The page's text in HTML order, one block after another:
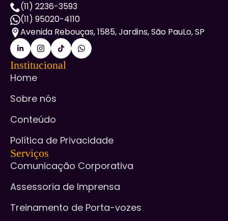
(11) 2236-3593
(11) 95020-4110
Avenida Rebouças, 1585, Jardins, São PauLo, SP
Institucional
Home
Sobre nós
Conteúdo
Política de Privacidade
Serviços
Comunicação Corporativa
Assessoria de Imprensa
Treinamento de Porta-vozes